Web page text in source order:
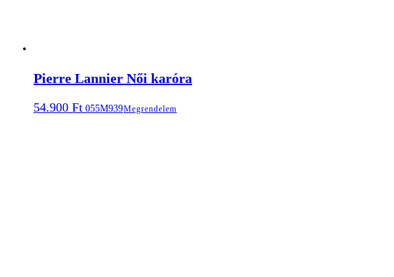
Pierre Lannier Női karóra
54.900 Ft 055M939Megrendelem